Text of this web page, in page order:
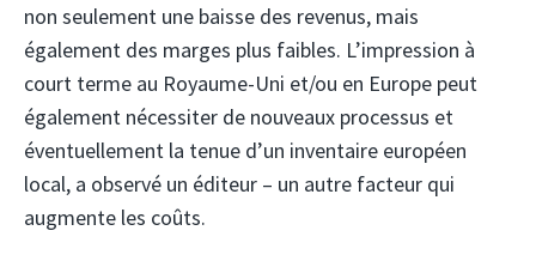
non seulement une baisse des revenus, mais
également des marges plus faibles. L’impression à
court terme au Royaume-Uni et/ou en Europe peut
également nécessiter de nouveaux processus et
éventuellement la tenue d’un inventaire européen
local, a observé un éditeur – un autre facteur qui
augmente les coûts.